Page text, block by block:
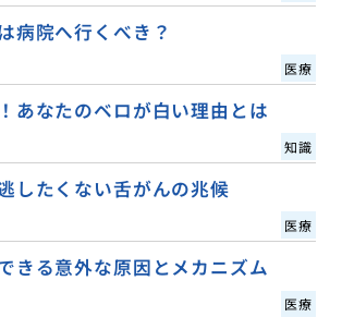
病院へ行くべき？
医療
あなたのベロが白い理由とは
知識
したくない舌がんの兆候
医療
きる意外な原因とメカニズム
医療